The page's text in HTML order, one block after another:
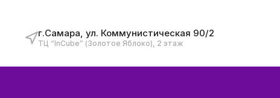
г.Самара, ул. Коммунистическая 90/2
ТЦ “InCube” (Золотое Яблоко), 2 этаж